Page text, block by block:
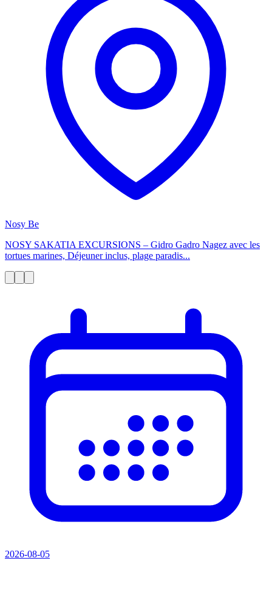
Nosy Be
NOSY SAKATIA EXCURSIONS – Gidro Gadro Nagez avec les
tortues marines, Déjeuner inclus, plage paradis...
2026-08-05